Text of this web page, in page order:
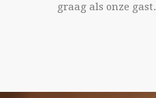
graag als onze gast.